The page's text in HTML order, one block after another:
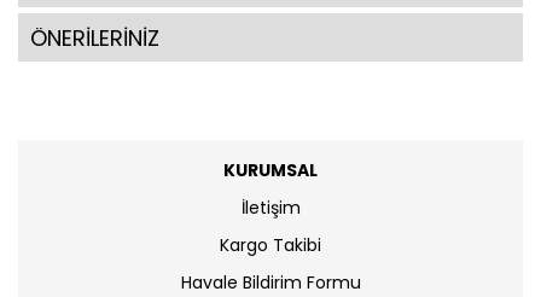
ÖNERİLERİNİZ
KURUMSAL
İletişim
Kargo Takibi
Havale Bildirim Formu